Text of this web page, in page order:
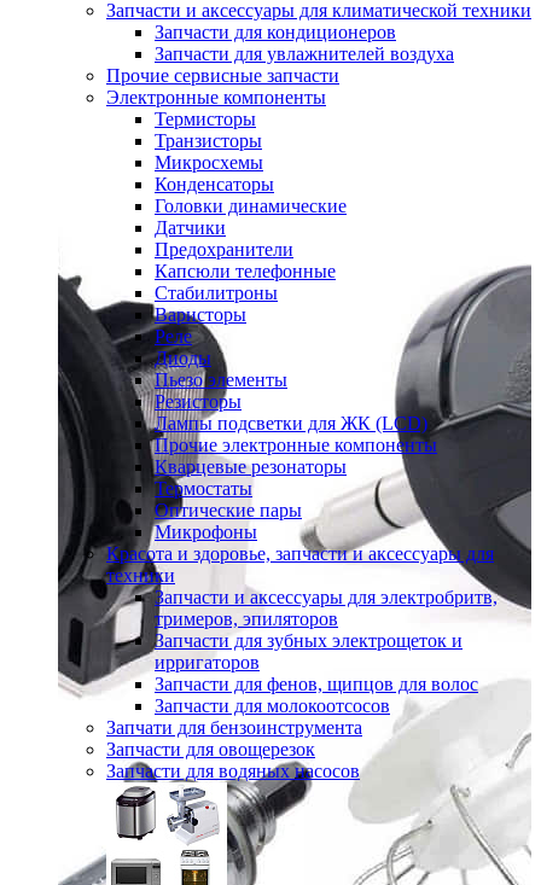
Запчасти и аксессуары для климатической техники
Запчасти для кондиционеров
Запчасти для увлажнителей воздуха
Прочие сервисные запчасти
Электронные компоненты
Термисторы
Транзисторы
Микросхемы
Конденсаторы
Головки динамические
Датчики
Предохранители
Капсюли телефонные
Стабилитроны
Варисторы
Реле
Диоды
Пьезо элементы
Резисторы
Лампы подсветки для ЖК (LCD)
Прочие электронные компоненты
Кварцевые резонаторы
Термостаты
Оптические пары
Микрофоны
Красота и здоровье, запчасти и аксессуары для
техники
Запчасти и аксессуары для электробритв,
тримеров, эпиляторов
Запчасти для зубных электрощеток и
ирригаторов
Запчасти для фенов, щипцов для волос
Запчасти для молокоотсосов
Запчати для бензоинструмента
Запчасти для овощерезок
Запчасти для водяных насосов